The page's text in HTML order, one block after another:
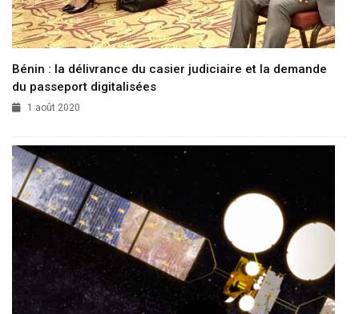
Bénin : la délivrance du casier judiciaire et la demande
du passeport digitalisées
1 août 2020